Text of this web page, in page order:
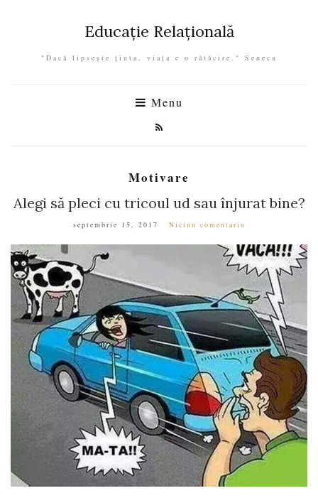
Educație Relațională
"Dacă lipseşte ţinta, viaţa e o rătăcire." Seneca
Menu
Motivare
Alegi să pleci cu tricoul ud sau înjurat bine?
septembrie 15, 2017 Niciun comentariu